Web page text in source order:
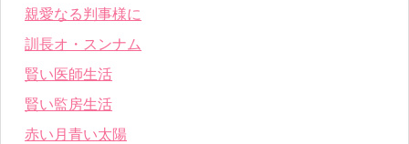
親愛なる判事様に
訓長オ・スンナム
賢い医師生活
賢い監房生活
赤い月青い太陽